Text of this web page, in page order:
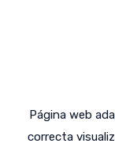
Página web
correcta